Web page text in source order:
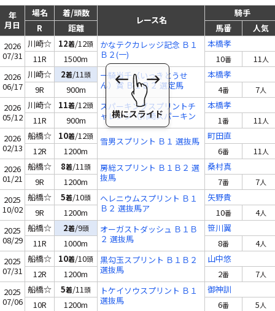
年
月日
場名 着/頭数
レース名
騎手
R
距離 馬番
人気
2026
07/31
川崎☆ 12着/12頭
かなテクカレッジ記念 Ｂ１
Ｂ２(一)
本橋孝
11R
1500m 10番 11人
2026
06/17
川崎☆ 2着/11頭
一騎当千（いっきとうせ
ん）賞 Ｂ１Ｂ２ 選定馬
本橋孝
9R
900m 4番 7人
2026
05/12
川崎☆ 11着/12頭
スパーキングスプリントチ
ャレンジ（川崎スパーキン
グスプリントＴＲ）
本橋孝
11R
900m 1番 11人
2026
02/13
船橋☆ 10着/12頭 雪男スプリント Ｂ１ 選抜馬
町田直
12R
1200m 6番 11人
2026
01/21
船橋☆ 8着/11頭
房総スプリント Ｂ１Ｂ２ 選
抜馬
桑村真
9R
1200m 7番 7人
2025
10/02
船橋☆ 5着/10頭
ヘレニウムスプリント Ｂ１
Ｂ２ 選抜馬ア
矢野貴
9R
1200m 10番 4人
2025
08/29
船橋☆ 2着/9頭
オーガストダッシュ Ｂ１Ｂ
２ 選抜馬
笹川翼
11R
1000m 8番 4人
2025
07/31
船橋☆ 10着/10頭
黒勾玉スプリント Ｂ１Ｂ２
選抜馬
山中悠
12R
1200m 2番 7人
2025
07/06
船橋☆ 5着/11頭
トケイソウスプリント Ｂ１
選抜馬
御神訓
10R
1200m 6番 5人